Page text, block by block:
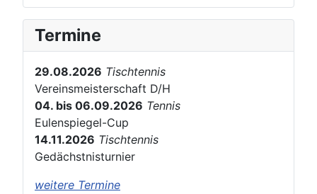
Termine
29.08.2026 Tischtennis
Vereinsmeisterschaft D/H
04. bis 06.09.2026 Tennis
Eulenspiegel-Cup
14.11.2026 Tischtennis
Gedächstnisturnier
weitere Termine